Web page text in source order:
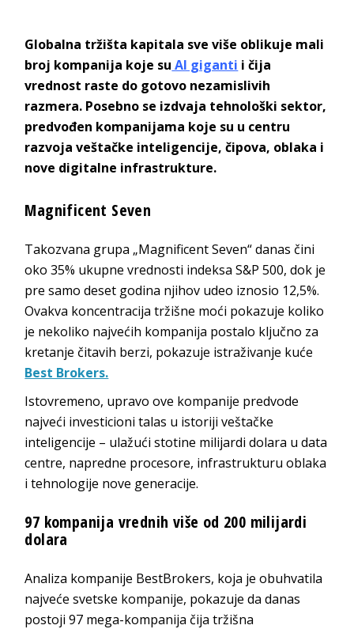
Globalna tržišta kapitala sve više oblikuje mali
broj kompanija koje su AI giganti i čija
vrednost raste do gotovo nezamislivih
razmera. Posebno se izdvaja tehnološki sektor,
predvođen kompanijama koje su u centru
razvoja veštačke inteligencije, čipova, oblaka i
nove digitalne infrastrukture.
Magnificent Seven
Takozvana grupa „Magnificent Seven“ danas čini
oko 35% ukupne vrednosti indeksa S&P 500, dok je
pre samo deset godina njihov udeo iznosio 12,5%.
Ovakva koncentracija tržišne moći pokazuje koliko
je nekoliko najvećih kompanija postalo ključno za
kretanje čitavih berzi, pokazuje istraživanje kuće
Best Brokers.
Istovremeno, upravo ove kompanije predvode
najveći investicioni talas u istoriji veštačke
inteligencije – ulažući stotine milijardi dolara u data
centre, napredne procesore, infrastrukturu oblaka
i tehnologije nove generacije.
97 kompanija vrednih više od 200 milijardi
dolara
Analiza kompanije BestBrokers, koja je obuhvatila
najveće svetske kompanije, pokazuje da danas
postoji 97 mega-kompanija čija tržišna